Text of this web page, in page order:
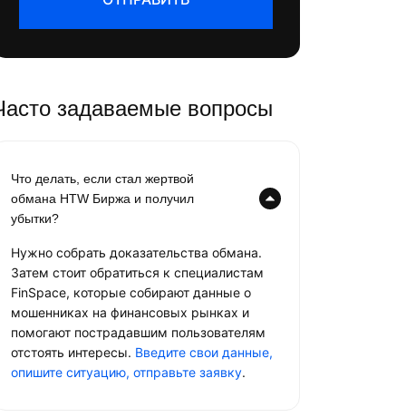
задаваемые вопросы
Что делать, если стал жертвой
обмана HTW Биржа и получил
убытки?
Нужно собрать доказательства обмана.
Затем стоит обратиться к специалистам
FinSpace, которые собирают данные о
мошенниках на финансовых рынках и
помогают пострадавшим пользователям
отстоять интересы. Введите свои данные,
опишите ситуацию, отправьте заявку.